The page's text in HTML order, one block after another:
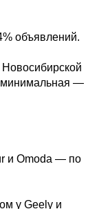
объявлений.
минимальная —
и Omoda — по
у Geely и